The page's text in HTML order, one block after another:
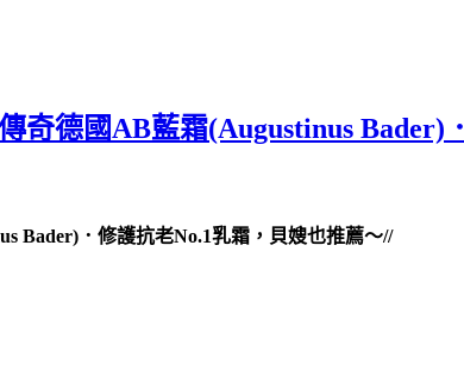
奇德國AB藍霜(Augustinus
Bader)．修護抗老No.1乳霜，貝嫂也推薦～//